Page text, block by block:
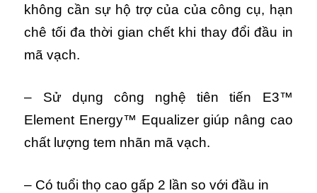
không cần sự hộ trợ của của công cụ, hạn
chê tối đa thời gian chết khi thay đổi đầu in
mã vạch.
– Sử dụng công nghệ tiên tiến E3™
Element Energy™ Equalizer giúp nâng cao
chất lượng tem nhãn mã vạch.
– Có tuổi thọ cao gấp 2 lần so với đầu in